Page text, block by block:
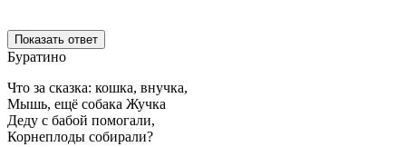
Показать ответ
Буратино
Что за сказка: кошка, внучка,
Мышь, ещё собака Жучка
Деду с бабой помогали,
Корнеплоды собирали?